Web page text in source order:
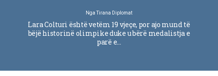
NgaTirana Diplomat
Lara Colturi është vetëm 19 vjeçe, por ajo mund të
bëjë historinë olimpike duke u bërë medalistja e
parë e…